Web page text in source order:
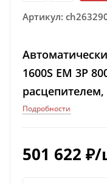
Артикул:
1600S EM 3P
Подробности
501 622 ₽/